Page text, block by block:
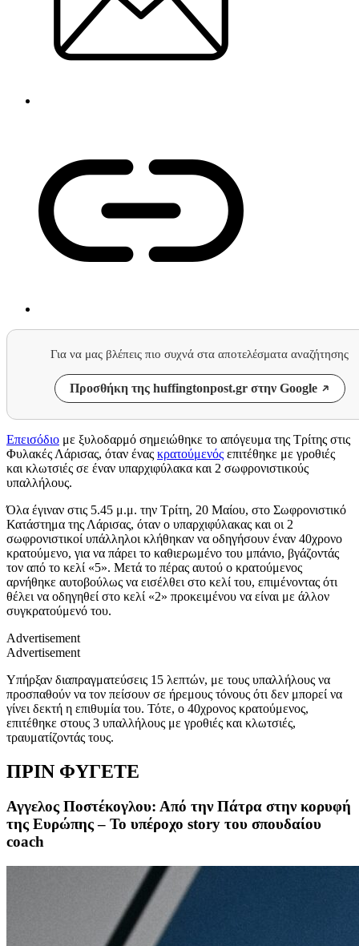
Για να μας βλέπεις πιο συχνά στα αποτελέσματα αναζήτησης
Προσθήκη της huffingtonpost.gr στην Google
Επεισόδιο με ξυλοδαρμό σημειώθηκε το απόγευμα της Τρίτης στις
Φυλακές Λάρισας, όταν ένας κρατούμενός επιτέθηκε με γροθιές
και κλωτσιές σε έναν υπαρχιφύλακα και 2 σωφρονιστικούς
υπαλλήλους.
Όλα έγιναν στις 5.45 μ.μ. την Τρίτη, 20 Μαίου, στο Σωφρονιστικό
Κατάστημα της Λάρισας, όταν ο υπαρχιφύλακας και οι 2
σωφρονιστικοί υπάλληλοι κλήθηκαν να οδηγήσουν έναν 40χρονο
κρατούμενο, για να πάρει το καθιερωμένο του μπάνιο, βγάζοντάς
τον από το κελί «5». Μετά το πέρας αυτού ο κρατούμενος
αρνήθηκε αυτοβούλως να εισέλθει στο κελί του, επιμένοντας ότι
θέλει να οδηγηθεί στο κελί «2» προκειμένου να είναι με άλλον
συγκρατούμενό του.
Advertisement
Advertisement
Υπήρξαν διαπραγματεύσεις 15 λεπτών, με τους υπαλλήλους να
προσπαθούν να τον πείσουν σε ήρεμους τόνους ότι δεν μπορεί να
γίνει δεκτή η επιθυμία του. Τότε, ο 40χρονος κρατούμενος,
επιτέθηκε στους 3 υπαλλήλους με γροθιές και κλωτσιές,
τραυματίζοντάς τους.
ΠΡΙΝ ΦΥΓΕΤΕ
Αγγελος Ποστέκογλου: Από την Πάτρα στην κορυφή
της Ευρώπης – Το υπέροχο story του σπουδαίου
coach